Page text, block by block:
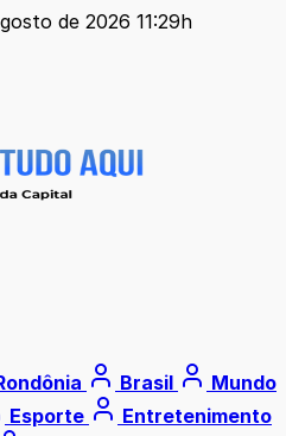
de 2026 11:29h
Brasil
Mundo
Esporte
Entretenimento